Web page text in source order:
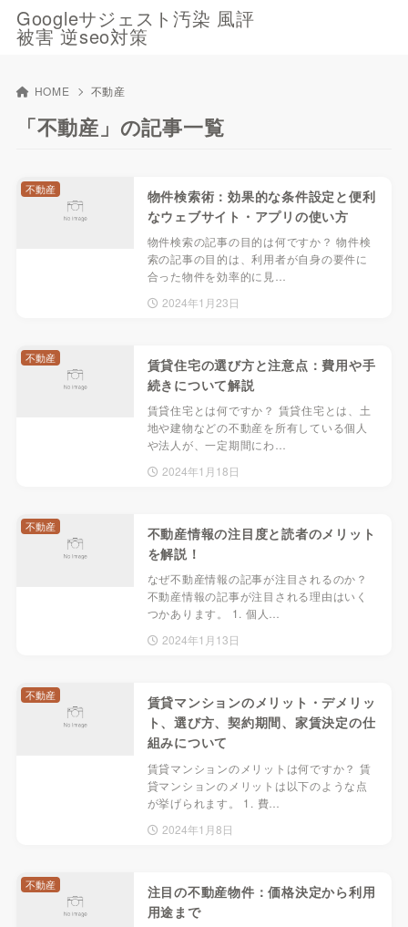
Googleサジェスト汚染 風評
被害 逆seo対策
HOME 不動産
「不動産」の記事一覧
物件検索術：効果的な条件設定と便利
なウェブサイト・アプリの使い方
物件検索の記事の目的は何ですか？ 物件検
索の記事の目的は、利用者が自身の要件に
合った物件を効率的に見…
2024年1月23日
不動産
賃貸住宅の選び方と注意点：費用や手
続きについて解説
賃貸住宅とは何ですか？ 賃貸住宅とは、土
地や建物などの不動産を所有している個人
や法人が、一定期間にわ…
2024年1月18日
不動産
不動産情報の注目度と読者のメリット
を解説！
なぜ不動産情報の記事が注目されるのか？
不動産情報の記事が注目される理由はいく
つかあります。 1. 個人…
2024年1月13日
不動産
賃貸マンションのメリット・デメリッ
ト、選び方、契約期間、家賃決定の仕
組みについて
賃貸マンションのメリットは何ですか？ 賃
貸マンションのメリットは以下のような点
が挙げられます。 1. 費…
2024年1月8日
不動産
注目の不動産物件：価格決定から利用
用途まで
不動産